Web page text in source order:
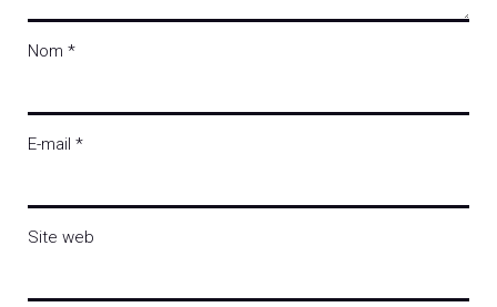
Nom *
E-mail *
Site web